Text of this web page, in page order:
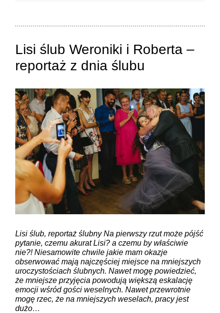
ZAMIEŚĆ KOMENTARZ
Lisi ślub Weroniki i Roberta –
reportaż z dnia ślubu
Lisi ślub, reportaż ślubny Na pierwszy rzut może pójść
pytanie, czemu akurat Lisi? a czemu by właściwie
nie?! Niesamowite chwile jakie mam okazje
obserwować mają najczęściej miejsce na mniejszych
uroczystościach ślubnych. Nawet mogę powiedzieć,
że mniejsze przyjęcia powodują większą eskalację
emocji wśród gości weselnych. Nawet przewrotnie
mogę rzec, że na mniejszych weselach, pracy jest
dużo…